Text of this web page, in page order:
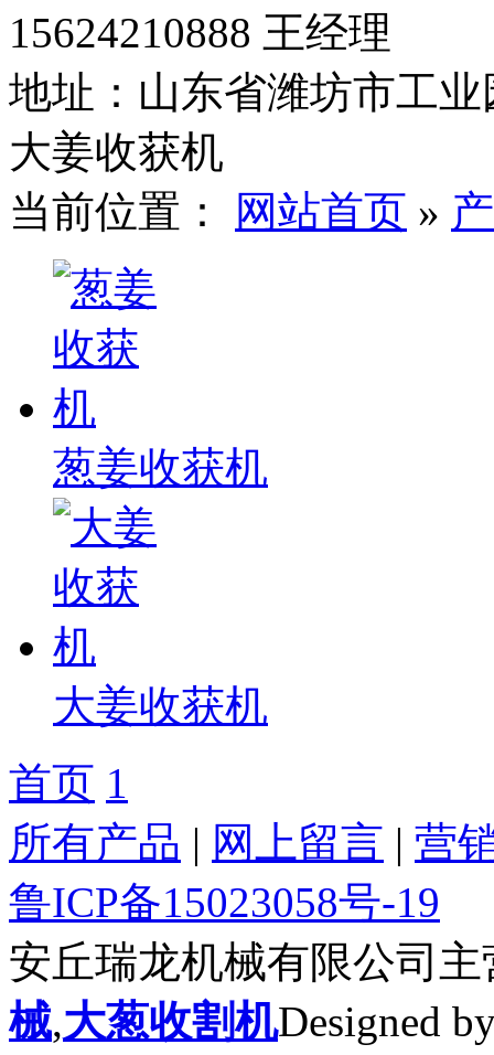
15624210888 王经理
地址：山东省潍坊市工业
大姜收获机
当前位置：
网站首页 »
葱姜收获机
大姜收获机
首页 1
所有产品 | 网上留言 | 营
鲁ICP备15023058号-19
安丘瑞龙机械有限公司主
械,大葱收割机Designed